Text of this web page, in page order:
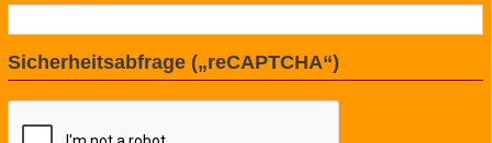
Sicherheitsabfrage („reCAPTCHA“)